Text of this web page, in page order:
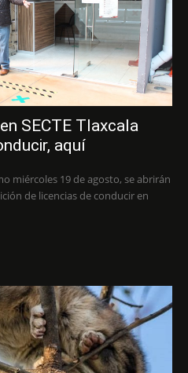
SECTE Tlaxcala
aquí
miércoles 19 de agosto, se abrirán
de licencias de conducir en